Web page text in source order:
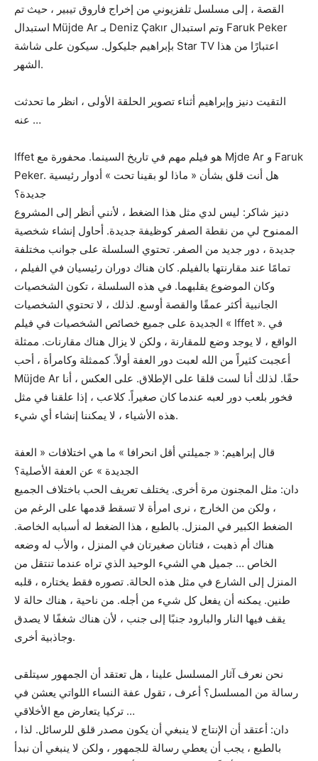
القصة ، إلى مسلسل تلفزيوني من إخراج فاروق تيبير ، حيث تم
استبدال Müjde Ar بـ Deniz Çakır وتم استبدال Faruk Peker
بإبراهيم جليكول. سيكون على شاشة Star TV اعتبارًا من هذا
الشهر.
التقيت دنيز وإبراهيم أثناء تصوير الحلقة الأولى ، انظر ما تحدثت
عنه …
Iffet هو فيلم مهم في تاريخ السينما. محفورة مع Mjde Ar و Faruk
Peker. هل أنت قلق بشأن « ماذا لو بقينا تحت » أدوار رئيسية
جديدة؟
دنيز شاكر: ليس لدي مثل هذا الضغط ، لأنني أنظر إلى المشروع
الممنوح لي من نقطة الصفر كوظيفة جديدة. أحاول إنشاء شخصية
جديدة ، دور جديد من الصفر. تحتوي السلسلة على جوانب مختلفة
تمامًا عند مقارنتها بالفيلم. كان هناك دوران رئيسيان في الفيلم ،
وكان الموضوع يقلبهما. في هذه السلسلة ، تكون الشخصيات
الجانبية أكثر عمقًا والقصة أوسع. لذلك ، لا تحتوي الشخصيات
الجديدة على جميع خصائص الشخصيات في فيلم « Iffet ». في
الواقع ، لا يوجد وضع للمقارنة ، ولكن لا يزال هناك مقارنات. ممثلة
أعجبت كثيراً من الله لعبت دور العفة أولاً. كممثلة وكامرأة ، أحب
Müjde Ar حقًا. لذلك أنا لست قلقا على الإطلاق. على العكس ، أنا
فخور بلعب دور لعبه عندما كان صغيراً. كلاعب ، إذا علقنا في مثل
هذه الأشياء ، لا يمكننا إنشاء أي شيء.
قال إبراهيم: « جميلتي أقل انحرافا » ما هي اختلافات « العفة
الجديدة » عن العفة الأصلية؟
دان: مثل المجنون مرة أخرى. يختلف تعريف الحب باختلاف الجميع
، ولكن من الخارج ، نرى امرأة لا تسقط قدمها على الرغم من
الضغط الكبير في المنزل. بالطبع ، هذا الضغط له أسبابه الخاصة.
هناك أم ذهبت ، فتاتان صغيرتان في المنزل ، والأب له وضعه
الخاص … جميل هي الشيء الوحيد الذي تراه عندما تنتقل من
المنزل إلى الشارع في مثل هذه الحالة. تصوره فقط يختاره ، قلبه
طنين. يمكنه أن يفعل كل شيء من أجله. من ناحية ، هناك حالة لا
يقف فيها النار والبارود جنبًا إلى جنب ، لأن هناك شغفًا لا يصدق
وجاذبية أخرى.
نحن نعرف آثار المسلسل علينا ، هل تعتقد أن الجمهور سيتلقى
رسالة من المسلسل؟ أعرف ، تقول عفة النساء اللواتي يعشن في
تركيا يتعارض مع الأخلاقي …
دان: أعتقد أن الإنتاج لا ينبغي أن يكون مصدر قلق للرسائل. لذا ،
بالطبع ، يجب أن يعطي رسالة للجمهور ، ولكن لا ينبغي أن نبدأ